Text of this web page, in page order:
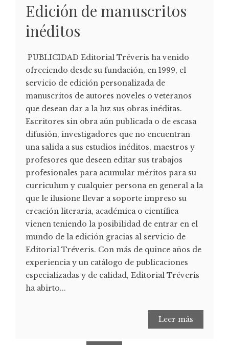
Edición de manuscritos
inéditos
PUBLICIDAD Editorial Tréveris ha venido
ofreciendo desde su fundación, en 1999, el
servicio de edición personalizada de
manuscritos de autores noveles o veteranos
que desean dar a la luz sus obras inéditas.
Escritores sin obra aún publicada o de escasa
difusión, investigadores que no encuentran
una salida a sus estudios inéditos, maestros y
profesores que deseen editar sus trabajos
profesionales para acumular méritos para su
curriculum y cualquier persona en general a la
que le ilusione llevar a soporte impreso su
creación literaria, académica o científica
vienen teniendo la posibilidad de entrar en el
mundo de la edición gracias al servicio de
Editorial Tréveris. Con más de quince años de
experiencia y un catálogo de publicaciones
especializadas y de calidad, Editorial Tréveris
ha abirto...
Leer más